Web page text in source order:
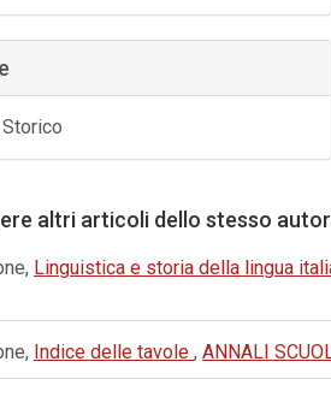
altri articoli dello stesso
Linguistica e storia della lingua
Indice delle tavole , ANNALI